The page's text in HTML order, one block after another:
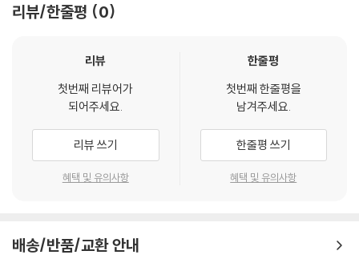
리뷰/한줄평 0
리뷰
첫번째 리뷰어가
되어주세요.
리뷰 쓰기
혜택 및 유의사항
한줄평
첫번째 한줄평을
남겨주세요.
한줄평 쓰기
혜택 및 유의사항
배송/반품/교환 안내